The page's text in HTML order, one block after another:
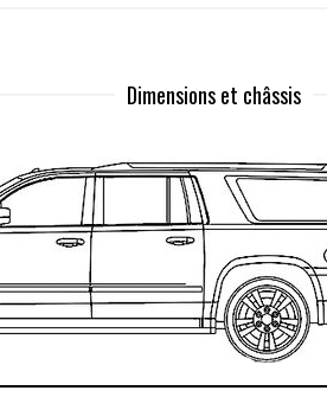
Dimensions et châssis